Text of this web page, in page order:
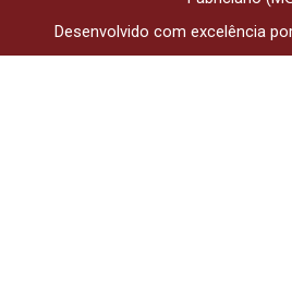
Desenvolvido com excelência